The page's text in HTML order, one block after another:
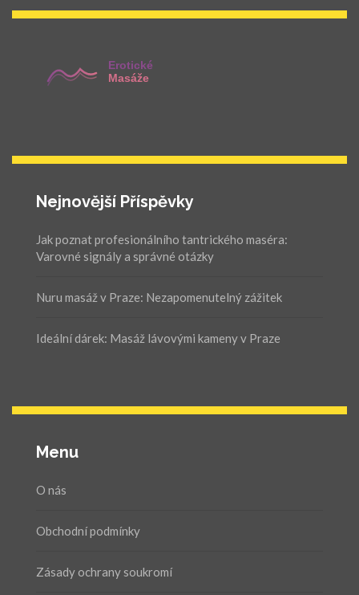
Nejnovější Příspěvky
Jak poznat profesionálního tantrického maséra:
Varovné signály a správné otázky
Nuru masáž v Praze: Nezapomenutelný zážitek
Ideální dárek: Masáž lávovými kameny v Praze
Menu
O nás
Obchodní podmínky
Zásady ochrany soukromí